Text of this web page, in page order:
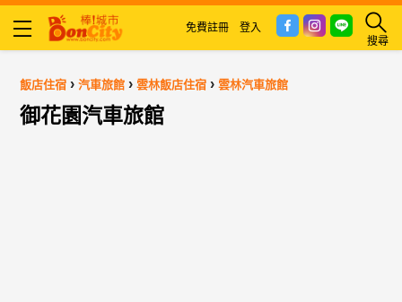
搜尋
免費註冊 登入
飯店住宿 ›汽車旅館 ›雲林飯店住宿 ›雲林汽車旅館
御花園汽車旅館